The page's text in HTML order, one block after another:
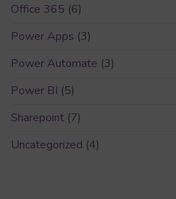
Office 365 (6)
Power Apps (3)
Power Automate (3)
Power BI (5)
Sharepoint (7)
Uncategorized (4)